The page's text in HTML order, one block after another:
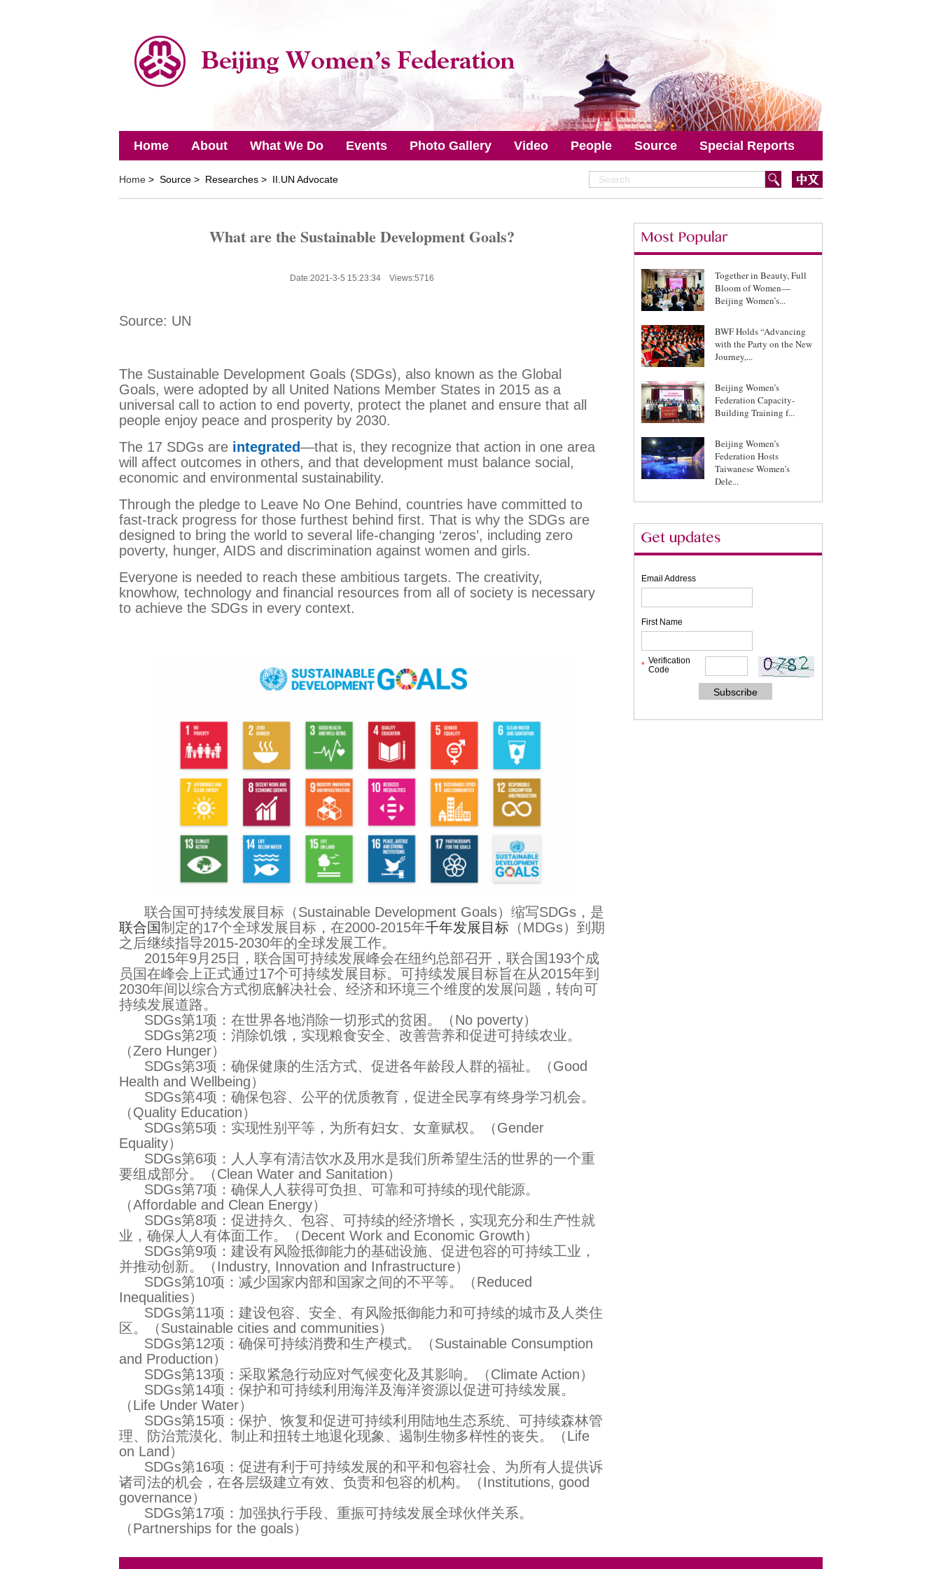
Home About What We Do Events Photo Gallery Video People Source Special Reports
Home> Source > Researches > II.UN Advocate
What are the Sustainable Development Goals?
Date:2021-3-5 15:23:34 Views:5716
Source: UN
The Sustainable Development Goals (SDGs), also known as the Global
Goals, were adopted by all United Nations Member States in 2015 as a
universal call to action to end poverty, protect the planet and ensure that all
people enjoy peace and prosperity by 2030.
The 17 SDGs are integrated—that is, they recognize that action in one area
will affect outcomes in others, and that development must balance social,
economic and environmental sustainability.
Through the pledge to Leave No One Behind, countries have committed to
fast-track progress for those furthest behind first. That is why the SDGs are
designed to bring the world to several life-changing ‘zeros’, including zero
poverty, hunger, AIDS and discrimination against women and girls.
Everyone is needed to reach these ambitious targets. The creativity,
knowhow, technology and financial resources from all of society is necessary
to achieve the SDGs in every context.
联合国可持续发展目标（Sustainable Development Goals）缩写SDGs，是
联合国制定的17个全球发展目标，在2000-2015年千年发展目标（MDGs）到期
之后继续指导2015-2030年的全球发展工作。
2015年9月25日，联合国可持续发展峰会在纽约总部召开，联合国193个成
员国在峰会上正式通过17个可持续发展目标。可持续发展目标旨在从2015年到
2030年间以综合方式彻底解决社会、经济和环境三个维度的发展问题，转向可
持续发展道路。
SDGs第1项：在世界各地消除一切形式的贫困。（No poverty）
SDGs第2项：消除饥饿，实现粮食安全、改善营养和促进可持续农业。
（Zero Hunger）
SDGs第3项：确保健康的生活方式、促进各年龄段人群的福祉。（Good
Health and Wellbeing）
SDGs第4项：确保包容、公平的优质教育，促进全民享有终身学习机会。
（Quality Education）
SDGs第5项：实现性别平等，为所有妇女、女童赋权。（Gender
Equality）
SDGs第6项：人人享有清洁饮水及用水是我们所希望生活的世界的一个重
要组成部分。（Clean Water and Sanitation）
SDGs第7项：确保人人获得可负担、可靠和可持续的现代能源。
（Affordable and Clean Energy）
SDGs第8项：促进持久、包容、可持续的经济增长，实现充分和生产性就
业，确保人人有体面工作。（Decent Work and Economic Growth）
SDGs第9项：建设有风险抵御能力的基础设施、促进包容的可持续工业，
并推动创新。（Industry, Innovation and Infrastructure）
SDGs第10项：减少国家内部和国家之间的不平等。（Reduced
Inequalities）
SDGs第11项：建设包容、安全、有风险抵御能力和可持续的城市及人类住
区。（Sustainable cities and communities）
SDGs第12项：确保可持续消费和生产模式。（Sustainable Consumption
and Production）
SDGs第13项：采取紧急行动应对气候变化及其影响。（Climate Action）
SDGs第14项：保护和可持续利用海洋及海洋资源以促进可持续发展。
（Life Under Water）
SDGs第15项：保护、恢复和促进可持续利用陆地生态系统、可持续森林管
理、防治荒漠化、制止和扭转土地退化现象、遏制生物多样性的丧失。（Life
on Land）
SDGs第16项：促进有利于可持续发展的和平和包容社会、为所有人提供诉
诸司法的机会，在各层级建立有效、负责和包容的机构。（Institutions, good
governance）
SDGs第17项：加强执行手段、重振可持续发展全球伙伴关系。
（Partnerships for the goals）
Together in Beauty, Full
Bloom of Women—
Beijing Women’s...
BWF Holds “Advancing
with the Party on the New
Journey,...
Beijing Women’s
Federation Capacity-
Building Training f...
Beijing Women’s
Federation Hosts
Taiwanese Women’s
Dele...
Email Address
First Name
* Verification
Code